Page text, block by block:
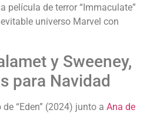
película de terror “Immaculate”
universo Marvel con
y Sweeney,
para Navidad
“Eden” (2024) junto a Ana de